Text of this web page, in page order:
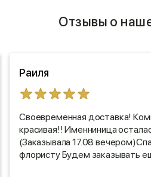
Отзывы о
Раиля
Своевременная доставка!
красивая!! Именниница
(Заказывала 17.08
флористу Будем заказывать